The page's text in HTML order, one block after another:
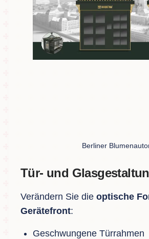
Berliner
Tür- und
Verändern Sie die optische
Gerätefront:
Geschwungene Türrahmen